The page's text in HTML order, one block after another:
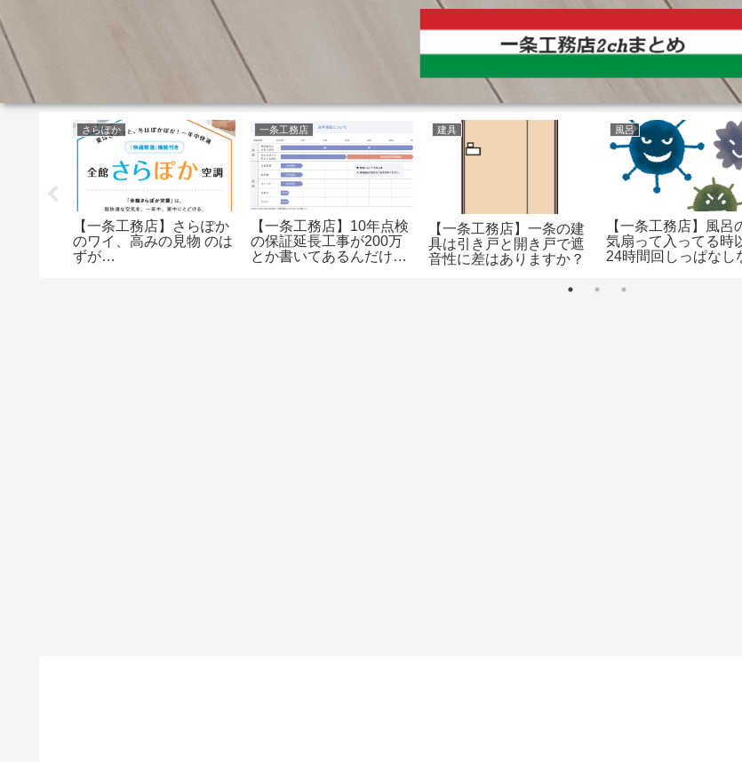
さらぽか
【一条工務店】さらぽか
のワイ、高みの見物 のは
ずが…
一条工務店
【一条工務店】10年点検
の保証延長工事が200万
とか書いてあるんだけ
建具
【一条工務店】一条の建
具は引き戸と開き戸で遮
音性に差はありますか？
風呂
【一条工務店】風呂
気扇って入ってる時
24時間回しっぱなし
か？